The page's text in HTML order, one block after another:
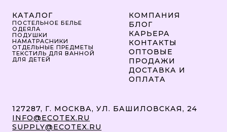
КАТАЛОГ
ПОСТЕЛЬНОЕ БЕЛЬЕ
ОДЕЯЛА
ПОДУШКИ
НАМАТРАСНИКИ
ОТДЕЛЬНЫЕ ПРЕДМЕТЫ
ТЕКСТИЛЬ ДЛЯ ВАННОЙ
ДЛЯ ДЕТЕЙ
КОМПАНИЯ
БЛОГ
КАРЬЕРА
КОНТАКТЫ
ОПТОВЫЕ
ПРОДАЖИ
ДОСТАВКА И
ОПЛАТА
127287, Г. МОСКВА, УЛ. БАШИЛОВСКАЯ, 24
INFO@ECOTEX.RU
SUPPLY@ECOTEX.RU